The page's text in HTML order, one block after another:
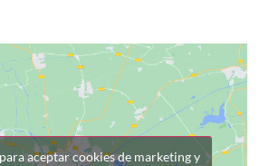
aceptar cookies de marketing y